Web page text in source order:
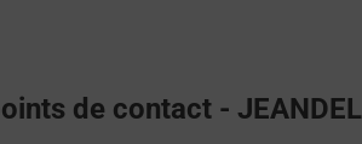
de contact -